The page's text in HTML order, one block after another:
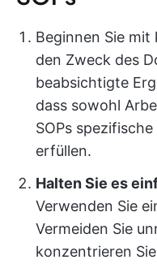
Beginnen Sie mit
den Zweck des
beabsichtigte
dass sowohl
SOPs
erfüllen.
Halten Sie es
Verwenden Sie
Vermeiden Sie
konzentrieren